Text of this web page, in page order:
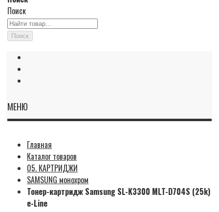
Поиск
Поиск
МЕНЮ
Главная
Каталог товаров
05. КАРТРИДЖИ
SAMSUNG монохром
Тонер-картридж Samsung SL-K3300 MLT-D704S (25k)
e-Line